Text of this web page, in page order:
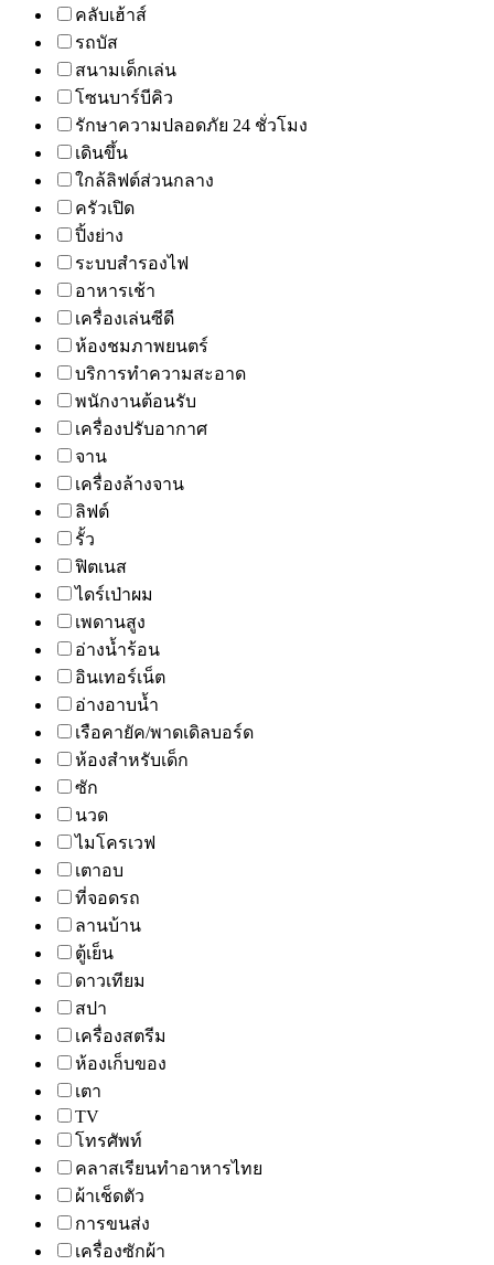
คลับเฮ้าส์
รถบัส
สนามเด็กเล่น
โซนบาร์บีคิว
รักษาความปลอดภัย 24 ชั่วโมง
เดินขึ้น
ใกล้ลิฟต์ส่วนกลาง
ครัวเปิด
ปิ้งย่าง
ระบบสำรองไฟ
อาหารเช้า
เครื่องเล่นซีดี
ห้องชมภาพยนตร์
บริการทำความสะอาด
พนักงานต้อนรับ
เครื่องปรับอากาศ
จาน
เครื่องล้างจาน
ลิฟต์
รั้ว
ฟิตเนส
ไดร์เป่าผม
เพดานสูง
อ่างน้ำร้อน
อินเทอร์เน็ต
อ่างอาบน้ำ
เรือคายัค/พาดเดิลบอร์ด
ห้องสำหรับเด็ก
ซัก
นวด
ไมโครเวฟ
เตาอบ
ที่จอดรถ
ลานบ้าน
ตู้เย็น
ดาวเทียม
สปา
เครื่องสตรีม
ห้องเก็บของ
เตา
TV
โทรศัพท์
คลาสเรียนทำอาหารไทย
ผ้าเช็ดตัว
การขนส่ง
เครื่องซักผ้า